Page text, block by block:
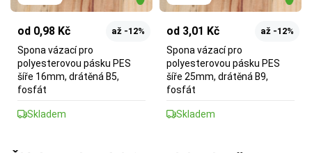
od 0,98 Kč až -12%
Spona vázací pro
polyesterovou pásku PES
šíře 16mm, drátěná B5,
fosfát
Skladem
od 3,01 Kč až -12%
Spona vázací pro
polyesterovou pásku PES
šíře 25mm, drátěná B9,
fosfát
Skladem